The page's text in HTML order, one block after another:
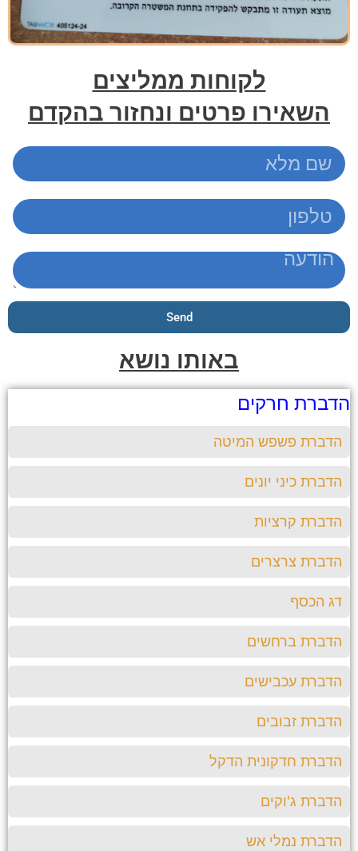
לקוחות ממליצים
השאירו פרטים ונחזור בהקדם
Send
באותו נושא
חרקים
פשפש המיטה
כיני יונים
קרציות
צרצרים
הכסף
ברחשים
עכבישים
זבובים
חדקונית הדקל
ג'וקים
נמלי אש